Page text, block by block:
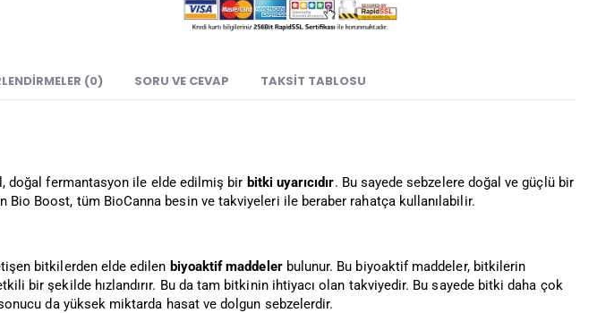
(0) SORU VE CEVAP TAKSIT TABLOSU
doğal fermantasyon ile elde edilmiş bir bitki uyarıcıdır. Bu sayede sebzelere doğal ve güçlü bir
Boost, tüm BioCanna besin ve takviyeleri ile beraber rahatça kullanılabilir.
bitkilerden elde edilen biyoaktif maddelerbulunur. Bu biyoaktif maddeler, bitkilerin
bir şekilde hızlandırır. Bu da tam bitkinin ihtiyacı olan takviyedir. Bu sayede bitki daha çok
da yüksek miktarda hasat ve dolgun sebzelerdir.